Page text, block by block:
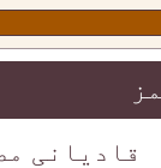
قادیانی